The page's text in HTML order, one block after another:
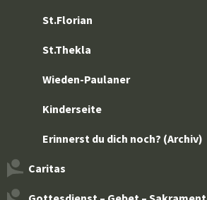
St.Florian
St.Thekla
Wieden-Paulaner
Kinderseite
Erinnerst du dich noch? (Archiv)
Caritas